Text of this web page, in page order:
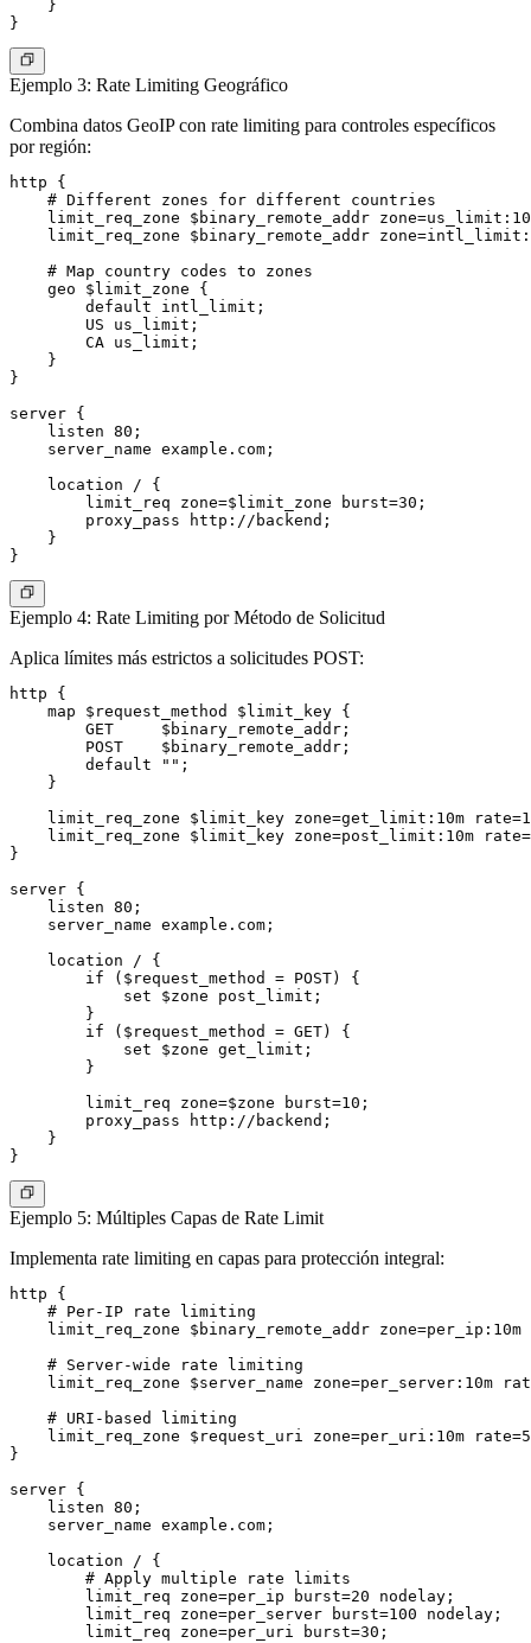
    }
Ejemplo 3: Rate Limiting Geográfico
Combina datos GeoIP con rate limiting para controles específicos
por región:
http {
    # Different zones for different countries
limit_req_zone $binary_remote_addr
limit_req_zone $binary_remote_addr
    # Map country codes to zones
    geo $limit_zone {
        default intl_limit;
        US us_limit;
        CA us_limit;
    }
}
server {
    listen 80;
    server_name example.com;
    location / {
        limit_req zone=$limit_zone burst=30;
        proxy_pass http://backend;
    }
Ejemplo 4: Rate Limiting por Método de Solicitud
Aplica límites más estrictos a solicitudes POST:
http {
    map $request_method $limit_key {
        GET     $binary_remote_addr;
        POST    $binary_remote_addr;
        default "";
    }
limit_req_zone $limit_key zone=get_limit:10m
limit_req_zone $limit_key zone=post_limit:10m
}
server {
    listen 80;
    server_name example.com;
    location / {
        if ($request_method = POST) {
            set $zone post_limit;
        }
        if ($request_method = GET) {
            set $zone get_limit;
        }
        limit_req zone=$zone burst=10;
        proxy_pass http://backend;
    }
Ejemplo 5: Múltiples Capas de Rate Limit
Implementa rate limiting en capas para protección integral:
http {
    # Per-IP rate limiting
limit_req_zone $binary_remote_addr zone=per_ip:10m
    # Server-wide rate limiting
limit_req_zone $server_name zone=per_server:10m
    # URI-based limiting
limit_req_zone $request_uri zone=per_uri:10m
}
server {
    listen 80;
    server_name example.com;
    location / {
        # Apply multiple rate limits
        limit_req zone=per_ip burst=20 nodelay;
        limit_req zone=per_server burst=100 nodelay;
        limit_req zone=per_uri burst=30;